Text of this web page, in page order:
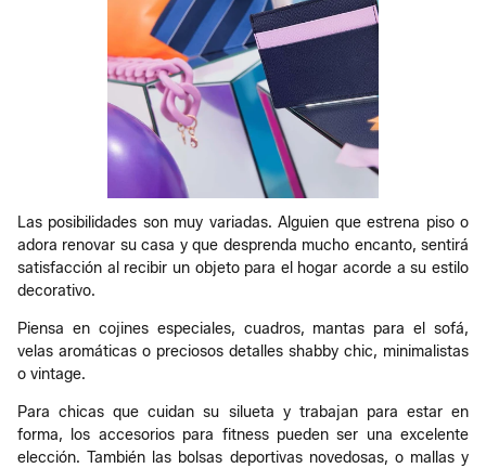
Las posibilidades son muy variadas. Alguien que estrena piso o
adora renovar su casa y que desprenda mucho encanto, sentirá
satisfacción al recibir un objeto para el hogar acorde a su estilo
decorativo.
Piensa en cojines especiales, cuadros, mantas para el sofá,
velas aromáticas o preciosos detalles shabby chic, minimalistas
o vintage.
Para chicas que cuidan su silueta y trabajan para estar en
forma, los accesorios para fitness pueden ser una excelente
elección. También las bolsas deportivas novedosas, o mallas y